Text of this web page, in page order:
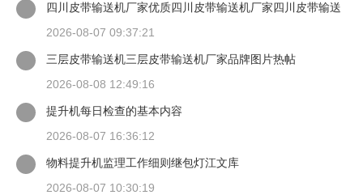
四川皮带输送机厂家优质四川皮带输送机厂家四川皮带输送
2026-08-07 09:37:21
三层皮带输送机三层皮带输送机厂家品牌图片热帖
2026-08-08 12:49:16
提升机每日检查的基本内容
2026-08-07 16:36:12
物料提升机监理工作细则继包灯江文库
2026-08-07 10:30:19